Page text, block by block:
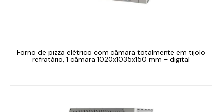
Forno de pizza elétrico com câmara totalmente em tijolo
refratário, 1 câmara 1020x1035x150 mm – digital